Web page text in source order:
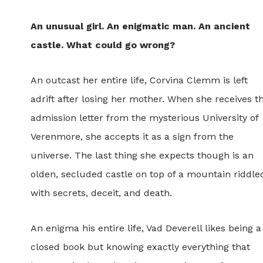
An unusual girl. An enigmatic man. An ancient
castle. What could go wrong?
An outcast her entire life, Corvina Clemm is left
adrift after losing her mother. When she receives
admission letter from the mysterious University of
Verenmore, she accepts it as a sign from the
universe. The last thing she expects though is an
olden, secluded castle on top of a mountain
with secrets, deceit, and death.
An enigma his entire life, Vad Deverell likes being a
closed book but knowing exactly everything that